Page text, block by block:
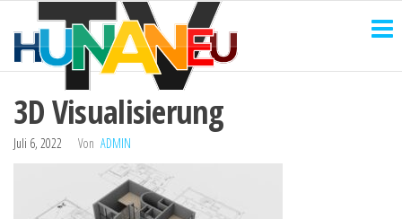
Inhalt
springen
3D Visualisierung
Juli 6, 2022 Von ADMIN